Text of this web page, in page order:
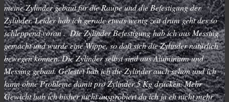
meine Zylinder gebaut für die Raupe und die Befestigung der
Zylinder. Leider hab ich gerade etwas wenig zeit drum geht des so
schleppend voran . Die Zylinder Befestigung hab ich aus Messing
gemacht und wurde eine Wippe, so daß sich die Zylinder natürlich
bewegen können. Die Zylinder selbst sind aus Aluminium und
Messing gebaut. Getestet hab ich die Zylinder auch schon und ich
kann ohne Probleme damit pro Zylinder 5 Kg drücken. Mehr
Gewicht hab ich bisher nicht ausprobiert da ich ja eh nicht mehr